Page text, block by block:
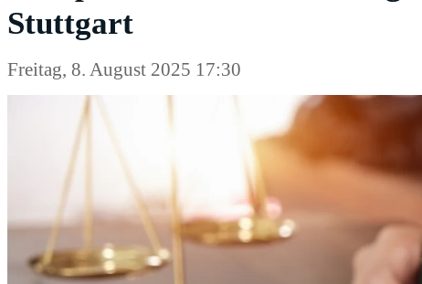
Stuttgart
Freitag, 8. August 2025 17:30